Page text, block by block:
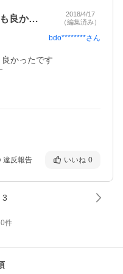
丁寧な対応商品の出来上がりも良かったで…
2018/4/17
（編集済み）
bdo********さん
かったです
違反報告 いいね 0
3
件